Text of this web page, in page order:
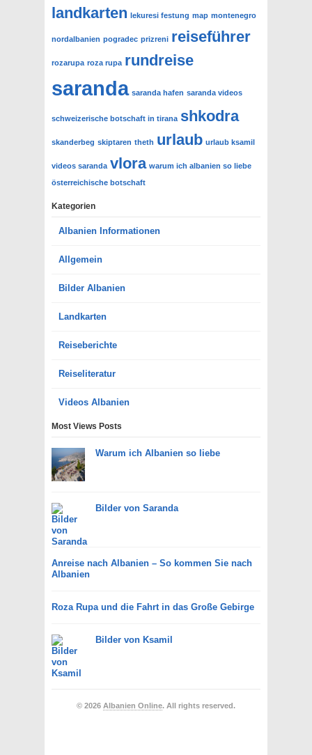
landkarten lekuresi festung map montenegro
nordalbanien pogradec prizreni reiseführer
rozarupa roza rupa rundreise
saranda saranda hafen saranda videos
schweizerische botschaft in tirana shkodra
skanderbeg skiptaren theth urlaub urlaub ksamil
videos saranda vlora warum ich albanien so liebe
österreichische botschaft
Kategorien
Albanien Informationen
Allgemein
Bilder Albanien
Landkarten
Reiseberichte
Reiseliteratur
Videos Albanien
Most Views Posts
Warum ich Albanien so liebe
Bilder von Saranda
Anreise nach Albanien – So kommen Sie nach
Albanien
Roza Rupa und die Fahrt in das Große Gebirge
Bilder von Ksamil
© 2026 Albanien Online. All rights reserved.